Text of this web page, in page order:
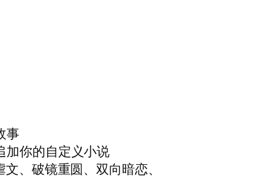
事
加你的自定义小说
、破镜重圆、双向暗恋、